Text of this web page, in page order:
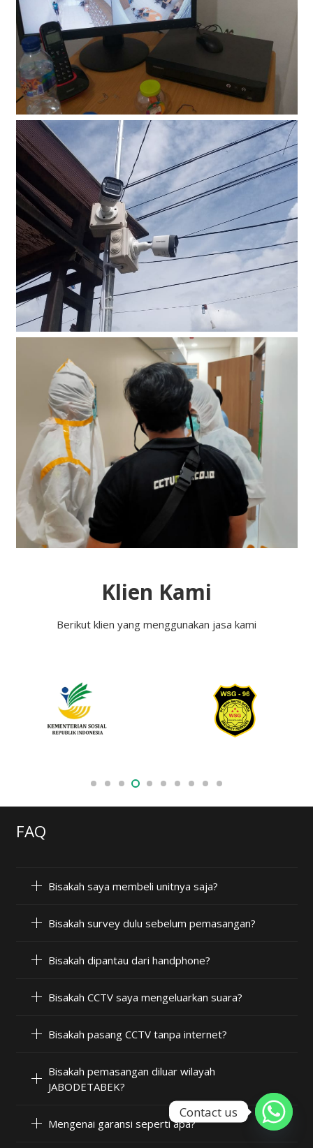
Klien Kami
Berikut klien yang menggunakan jasa kami
FAQ
Bisakah saya membeli unitnya saja?
Bisakah survey dulu sebelum pemasangan?
Bisakah dipantau dari handphone?
Bisakah CCTV saya mengeluarkan suara?
Bisakah pasang CCTV tanpa internet?
Bisakah pemasangan diluar wilayah
JABODETABEK?
Mengenai garansi seperti apa?
Contact us